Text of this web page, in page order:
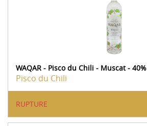
WAQAR - Pisco du Chili - Muscat - 40%
Pisco du Chili
RUPTURE